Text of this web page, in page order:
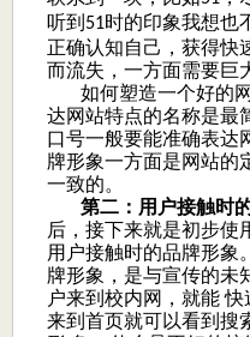
听到 51时的印象我想也
正确认知自己，获得快
而流失，一方面需要巨
如何塑造一个好的
达网站特点的名称是最
口号一般要能准确表达
牌形象一方面是网站的
一致的。
第二：用户接触时
后，接下来就是初步使
用户接触时的品牌形象
牌形象，是与宣传的未
户来到校内网，就能
来到首页就可以看到搜